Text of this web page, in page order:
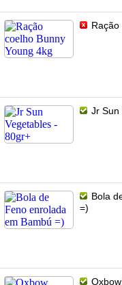
Ração
Jr Sun
Bola
=)